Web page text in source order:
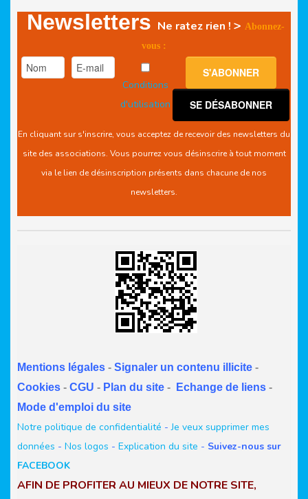
Newsletters Ne ratez rien ! > Abonnez-
vous :
Conditions
d'utilisation
En cliquant sur s'inscrire, vous acceptez de recevoir des newsletters du
site des associations. Vous pourrez vous désinscrire à tout moment
via le lien de désinscription présents dans chacune de nos
newsletters.
Mentions légales - Signaler un contenu illicite -
Cookies - CGU - Plan du site - Echange de liens -
Mode d'emploi du site
Notre politique de confidentialité -Je veux supprimer mes
données - Nos logos - Explication du site - Suivez-nous sur
FACEBOOK
AFIN DE PROFITER AU MIEUX DE NOTRE SITE,